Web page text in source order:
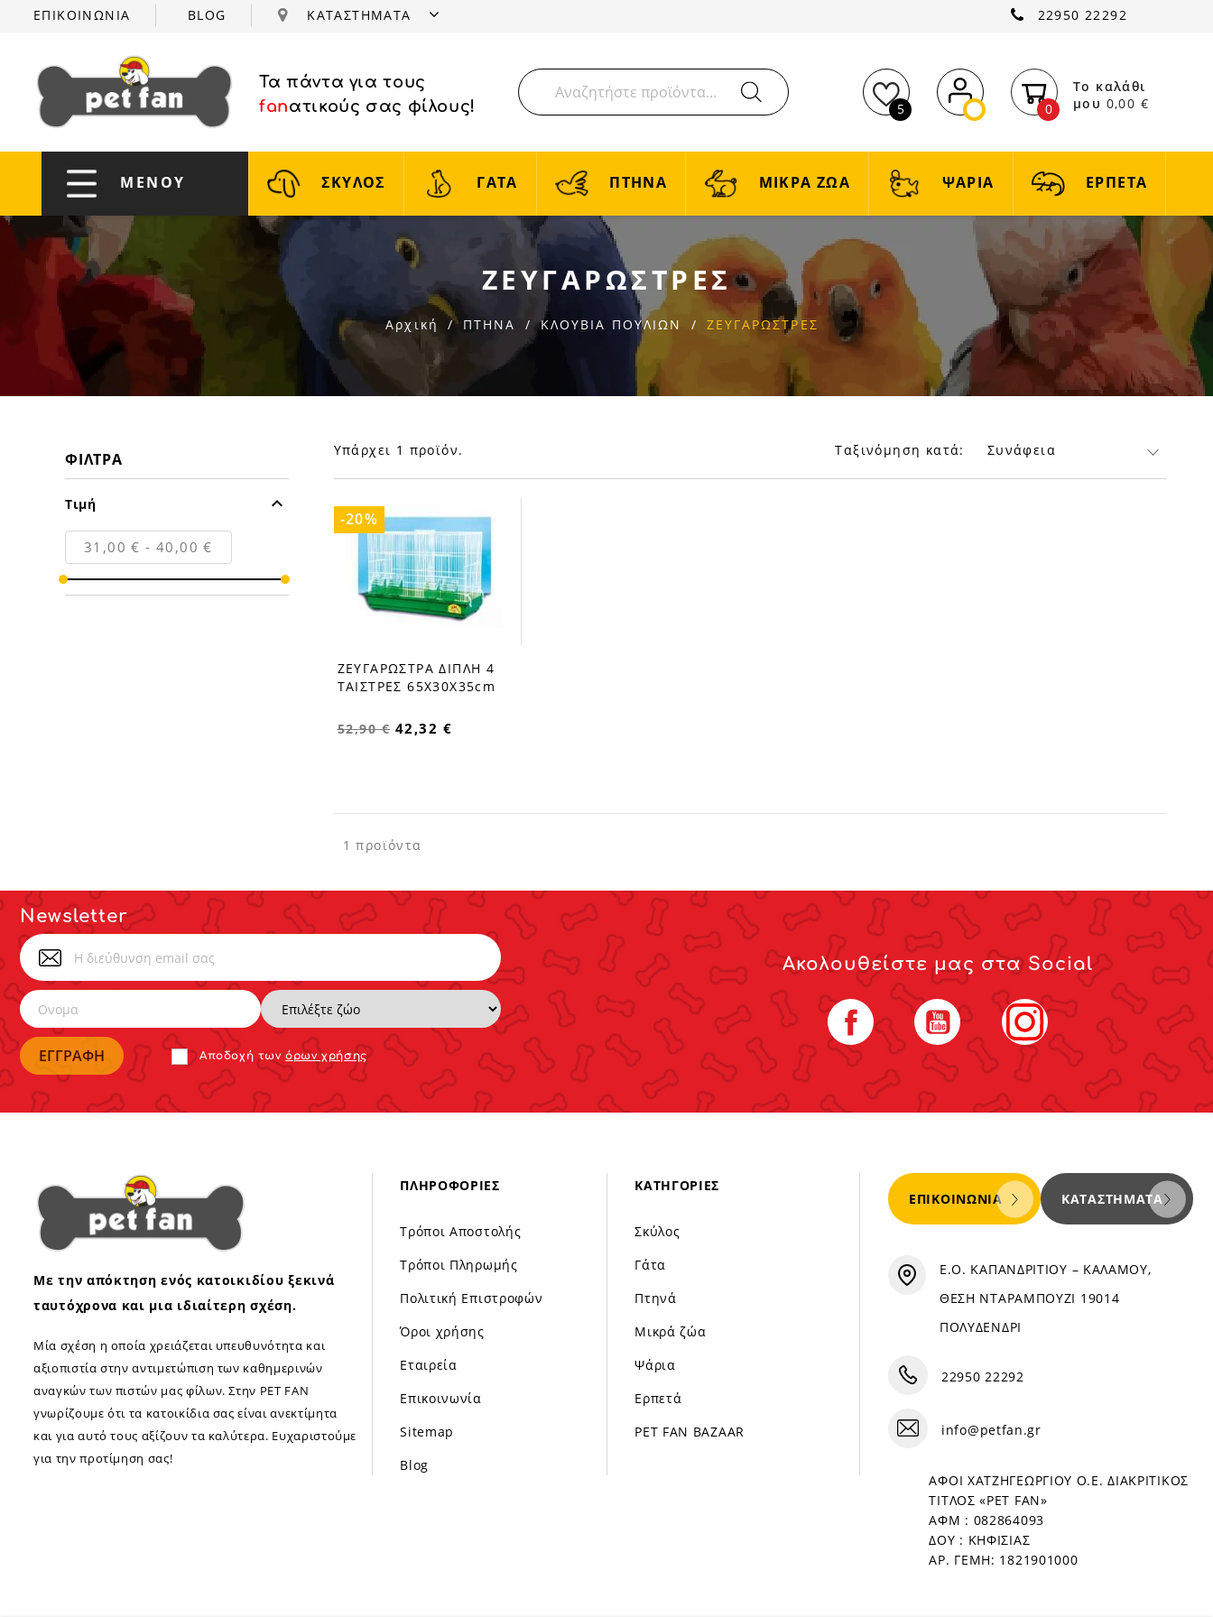
ΕΠΙΚΟΙΝΩΝΙΑ BLOG ΚΑΤΑΣΤΗΜΑΤΑ 22950 22292
Τα πάντα για τους
fanατικούς σας φίλους! 5 0
Το καλάθι
μου 0,00 €
ΜΕΝΟΥ ΣΚΥΛΟΣ ΓΑΤΑ ΠΤΗΝΑ ΜΙΚΡΑ ΖΩΑ ΨΑΡΙΑ ΕΡΠΕΤΑ
ΖΕΥΓΑΡΩΣΤΡΕΣ
Αρχική ΠΤΗΝΑ ΚΛΟΥΒΙΑ ΠΟΥΛΙΩΝ ΖΕΥΓΑΡΩΣΤΡΕΣ
ΦΊΛΤΡΑ
Τιμή 
31,00 € - 40,00 €
Υπάρχει 1 προϊόν. Ταξινόμηση κατά: Συνάφεια
favorite_border
ΖΕΥΓΑΡΩΣΤΡΑ ΔΙΠΛΗ 4
ΤΑΙΣΤΡΕΣ 65Χ30Χ35cm
52,90 € 42,32 €
-20%
1 προϊόντα
Newsletter
Αποδoχή τωνόρων χρήσης
Ακολουθείστε μας στα Social
Facebook YouTube Instagram
Με την απόκτηση ενός κατοικιδίου ξεκινά
ταυτόχρονα και μια ιδιαίτερη σχέση.
Μία σχέση η οποία χρειάζεται υπευθυνότητα και
αξιοπιστία στην αντιμετώπιση των καθημερινών
αναγκών των πιστών μας φίλων. Στην PET FAN
γνωρίζουμε ότι τα κατοικίδια σας είναι ανεκτίμητα
και για αυτό τους αξίζουν τα καλύτερα. Ευχαριστούμε
για την προτίμηση σας!
ΠΛΗΡΟΦΟΡΊΕΣ
Τρόποι Αποστολής
Τρόποι Πληρωμής
Πολιτική Επιστροφών
Όροι χρήσης
Εταιρεία
Επικοινωνία
Sitemap
Blog
ΚΑΤΗΓΟΡΊΕΣ
Σκύλος
Γάτα
Πτηνά
Μικρά ζώα
Ψάρια
Ερπετά
PET FAN BAZAAR
ΕΠΙΚΟΙΝΩΝΊΑ ΚΑΤΑΣΤΉΜΑΤΑ
Ε.Ο. ΚΑΠΑΝΔΡΙΤΙΟΥ – ΚΑΛΑΜΟΥ,
ΘΕΣΗ ΝΤΑΡΑΜΠΟΥΖΙ 19014
ΠΟΛΥΔΕΝΔΡΙ
22950 22292
info@petfan.gr
ΑΦΟΙ ΧΑΤΖΗΓΕΩΡΓΙΟΥ Ο.Ε. ΔΙΑΚΡΙΤΙΚΟΣ
ΤΙΤΛΟΣ «PET FAN»
ΑΦΜ : 082864093
ΔΟΥ : ΚΗΦΙΣΙΑΣ
ΑΡ. ΓΕΜΗ: 1821901000